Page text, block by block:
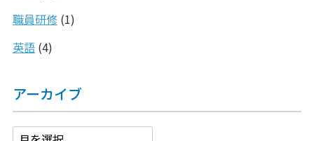
職員研修(1)
英語(4)
アーカイブ